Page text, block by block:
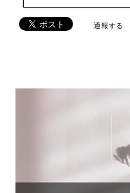
通報する